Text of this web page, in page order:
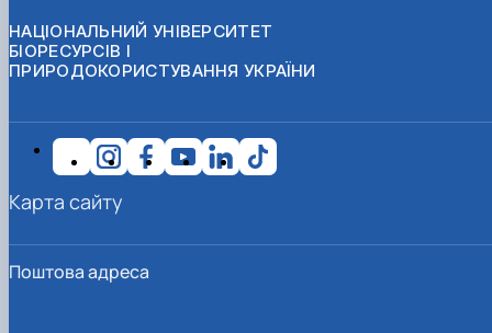
НАЦІОНАЛЬНИЙ УНІВЕРСИТЕТ
БІОРЕСУРСІВ І
ПРИРОДОКОРИСТУВАННЯ УКРАЇНИ
Поштова адреса
Карта сайту